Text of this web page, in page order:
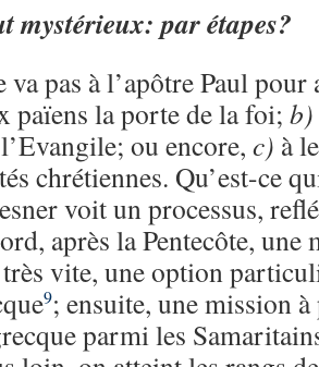
mystérieux: par étapes?
va pas à l’apôtre Paul
païens la porte de la foi; b)
ou encore, c) à
chrétiennes. Qu’est-ce
voit un processus,
après la Pentecôte,
vite, une option
9; ensuite, une mission
parmi les